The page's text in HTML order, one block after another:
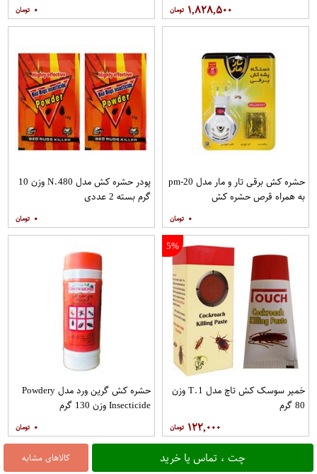
کالاهای مشابه چت ، تماس یا خرید
۱,۸۲۸,۵۰۰ ۰
حشره کش برقی تار و مار مدل pm-20
به همراه قرص حشره کش
۰
پودر حشره کش مدل N.480 وزن 10
گرم بسته 2 عددی
۰
5%
خمیر سوسک کش تاچ مدل T.1 وزن
80 گرم
۱۲۲,۰۰۰
حشره کش گرین ورد مدل Powdery
Insecticide وزن 130 گرم
۰